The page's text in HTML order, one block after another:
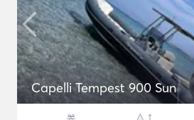
Capelli Tempest 900 Sun